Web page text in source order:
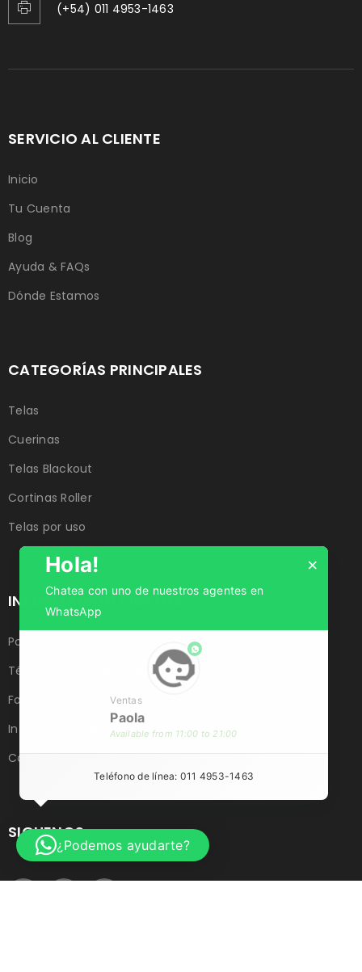
(+54) 011 4953-1463
SERVICIO AL CLIENTE
Inicio
Tu Cuenta
Blog
Ayuda & FAQs
Dónde Estamos
CATEGORÍAS PRINCIPALES
Telas
Cuerinas
Telas Blackout
Cortinas Roller
Telas por uso
INFORMACIÓN VIGENTE
Políticas de Privacidad
Términos y Condiciones
Formas de Pago
Información de Envíos
Contacto
SIGUENOS
×
Hola!
Chatea con uno de nuestros agentes en
WhatsApp
phone
Ventas
Paola
Available from 11:00 to 21:00
Teléfono de línea: 011 4953-1463
¿Podemos ayudarte?